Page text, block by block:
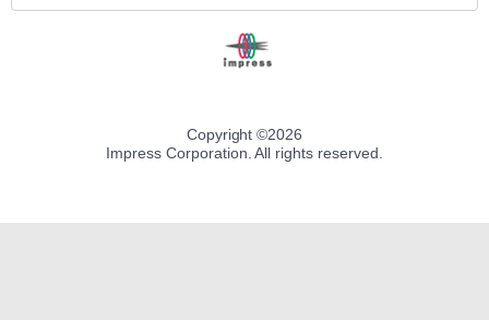
Copyright ©2026
Impress Corporation. All rights reserved.